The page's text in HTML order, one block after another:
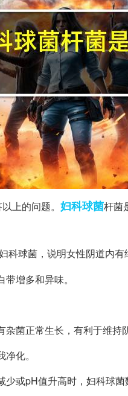
上的问题。 妇科球菌杆菌
科球菌，说明女性阴道内有
增多和异味。
菌正常生长，有利于维持
化。
或pH值升高时，妇科球菌